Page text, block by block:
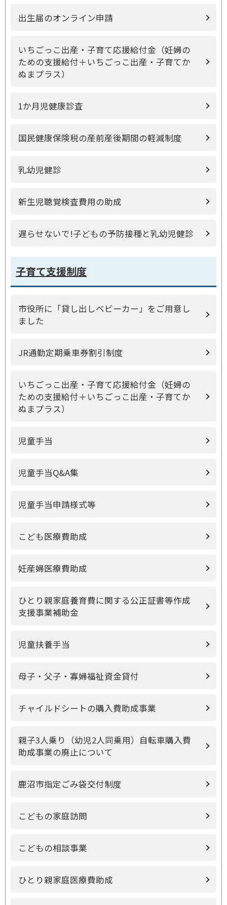
出生届のオンライン申請
いちごっこ出産・子育て応援給付金（妊婦の
ための支援給付＋いちごっこ出産・子育てか
ぬまプラス）
1か月児健康診査
国民健康保険税の産前産後期間の軽減制度
乳幼児健診
新生児聴覚検査費用の助成
遅らせないで!子どもの予防接種と乳幼児健診
子育て支援制度
市役所に「貸し出しベビーカー」をご用意し
ました
JR通勤定期乗車券割引制度
いちごっこ出産・子育て応援給付金（妊婦の
ための支援給付＋いちごっこ出産・子育てか
ぬまプラス）
児童手当
児童手当Q&A集
児童手当申請様式等
こども医療費助成
妊産婦医療費助成
ひとり親家庭養育費に関する公正証書等作成
支援事業補助金
児童扶養手当
母子・父子・寡婦福祉資金貸付
チャイルドシートの購入費助成事業
親子3人乗り（幼児2人同乗用）自転車購入費
助成事業の廃止について
鹿沼市指定ごみ袋交付制度
こどもの家庭訪問
こどもの相談事業
ひとり親家庭医療費助成